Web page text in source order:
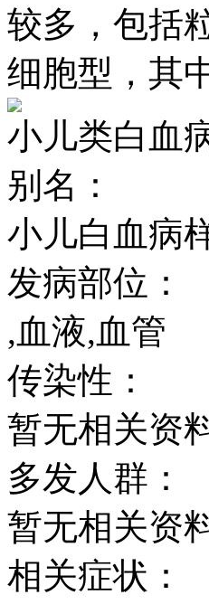
较多，包括
细胞型，其
小儿类白血
别名：
小儿白血病
发病部位：
,血液,血管
传染性：
暂无相关资
多发人群：
暂无相关资
相关症状：